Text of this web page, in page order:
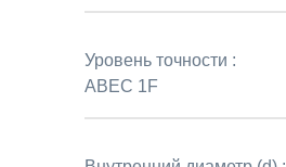
Уровень точности :
ABEC 1F